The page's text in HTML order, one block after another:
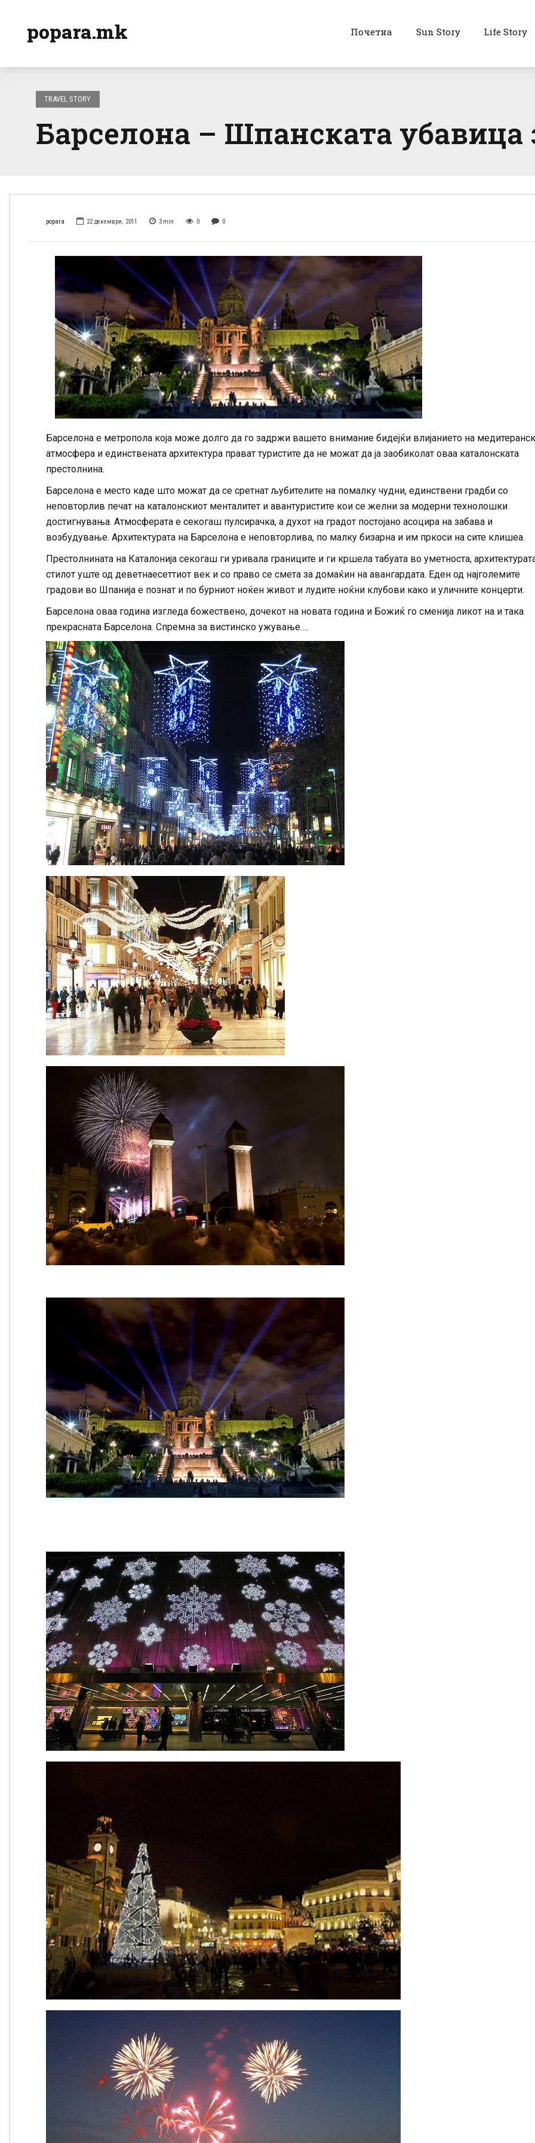
popara.mk Почетна Sun Story Life Story
TRAVEL STORY
Барселона – Шпанската убавица
popara 22 декември, 2011 3 min 0 0
Барселона е метропола која може долго да го задржи вашето внимание бидејќи влијанието на
атмосфера и единствената архитектура прават туристите да не можат да ја заобиколат оваа каталонската
престолнина.
Барселона е место каде што можат да се сретнат љубителите на помалку чудни, единствени градби со
неповторлив печат на каталонскиот менталитет и авантуристите кои се желни за модерни технолошки
достигнувања. Атмосферата е секогаш пулсирачка, а духот на градот постојано асоцира на забава и
возбудување. Архитектурата на Барселона е неповторлива, по малку бизарна и им пркоси на сите клишеа.
Престолнината на Каталонија секогаш ги уривала границите и ги кршела табуата во уметноста,
стилот уште од деветнаесеттиот век и со право се смета за домаќин на авангардата. Еден од најголемите
градови во Шпанија е познат и по бурниот ноќен живот и лудите ноќни клубови како и уличните концерти.
Барселона оваа година изгледа божествено, дочекот на новата година и Божиќ го сменија ликот на и така
прекрасната Барселона. Спремна за вистинско ужување….